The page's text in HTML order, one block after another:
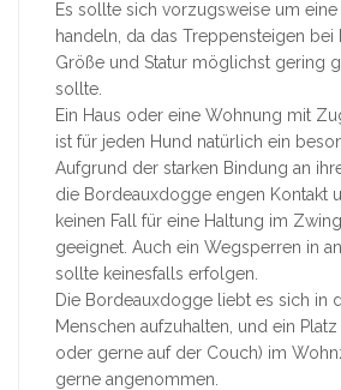
Es sollte sich vorzugsweise um
handeln, da das Treppensteigen bei
Größe und Statur möglichst gering
sollte.
Ein Haus oder eine Wohnung mit
ist für jeden Hund natürlich ein
Aufgrund der starken Bindung an
die Bordeauxdogge engen Kontakt
keinen Fall für eine Haltung im
geeignet. Auch ein Wegsperren in
sollte keinesfalls erfolgen.
Die Bordeauxdogge liebt es sich in
Menschen aufzuhalten, und ein
oder gerne auf der Couch) im
gerne angenommen.